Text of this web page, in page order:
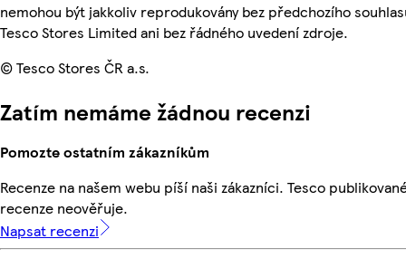
nemohou být jakkoliv reprodukovány bez předchozího
Tesco Stores Limited ani bez řádného uvedení zdroje.
© Tesco Stores ČR a.s.
Zatím nemáme žádnou recenzi
Pomozte ostatním zákazníkům
Recenze na našem webu píší naši zákazníci. Tesco
recenze neověřuje.
Napsat recenzi